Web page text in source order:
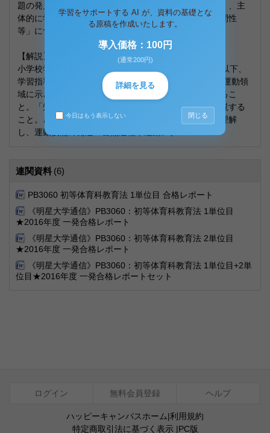
題の発見・解決のための「思考力・判断力・表現力等」、主
体的に学習に取り組む態度等の「学びに向かう力・人間性
等」について、それぞれ具体的に詳しく解説すること。
【解説】
小学校学習指導要領（平成29年告示）解説・体育編（以下、
学習指導要領）のP1～16を熟読し、体育科の目標や各運動領
域に示される内容を理解してレポートの解答を作成するこ
と。「知識・技能」は、知識と技能を分けて考察し詳説する
こと。さらに、「運動技術」と「運動技能」の違いを理解
し、運動技能の発達・習熟過程や運動アナロ...
連関資料 (6)
PB3060 初等体育科教育法 1単位目 合格レポート
《明星大学通信》PB3060：初等体育科教育法 1単位目
★2016年度 一発合格レポート
《明星大学通信》PB3060：初等体育科教育法 2単位目
★2016年度 一発合格レポート
《明星大学通信》PB3060：初等体育科教育法 1単位目+2単
位目★2016年度 一発合格レポートセット
ログイン 無料会員登録 ヘルプ
ハッピーキャンパスホーム|利用規約
特定商取引法に基づく表示|PC版
学習をサポートする AI が、資料の基礎とな
る原稿を作成いたします。
導入価格：100円
(通常200円)
詳細を見る
今日はもう表示しない 閉じる